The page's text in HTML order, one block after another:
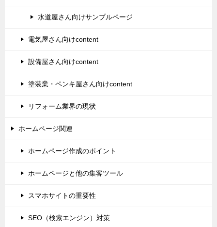
水道屋さん向けサンプルページ
電気屋さん向けcontent
設備屋さん向けcontent
塗装業・ペンキ屋さん向けcontent
リフォーム業界の現状
ホームページ関連
ホームページ作成のポイント
ホームページと他の集客ツール
スマホサイトの重要性
SEO（検索エンジン）対策